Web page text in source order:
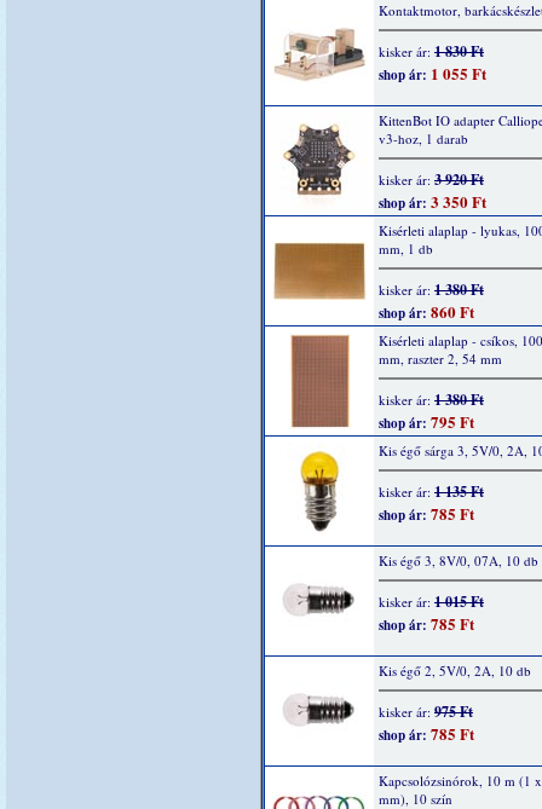
Kontaktmotor,
kisker ár: 1 830 Ft
shop ár: 1 055 Ft
KittenBot IO adapter
v3-hoz, 1 darab
kisker ár: 3 920 Ft
shop ár: 3 350 Ft
Kisérleti alaplap - lyukas,
mm, 1 db
kisker ár: 1 380 Ft
shop ár: 860 Ft
Kisérleti alaplap - csíkos,
mm, raszter 2, 54 mm
kisker ár: 1 380 Ft
shop ár: 795 Ft
Kis égő sárga 3, 5V/0, 2A,
kisker ár: 1 135 Ft
shop ár: 785 Ft
Kis égő 3, 8V/0, 07A, 10 db
kisker ár: 1 015 Ft
shop ár: 785 Ft
Kis égő 2, 5V/0, 2A, 10 db
kisker ár: 975 Ft
shop ár: 785 Ft
Kapcsolózsinórok, 10 m (1
mm), 10 szín